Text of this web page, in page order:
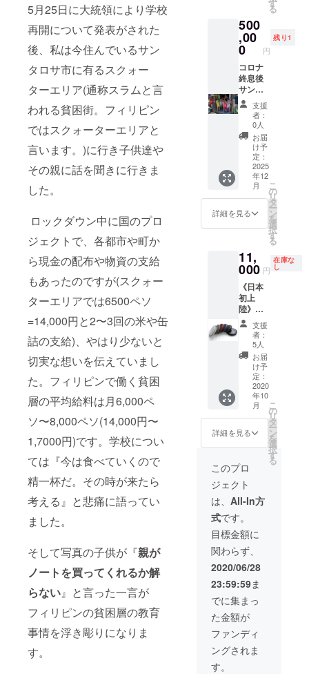
5月25日に大統領により学校
再開について発表がされた
後、私は今住んでいるサン
タロサ市に有るスクォー
ターエリア(通称スラムと言
われる貧困街。フィリピン
ではスクォーターエリアと
言います。)に行き子供達や
その親に話を聞きに行きま
した。
ロックダウン中に国のプロ
ジェクトで、各都市や町か
ら現金の配布や物資の支給
もあったのですが(スクォー
ターエリアでは6500ペソ
=14,000円と2〜3回の米や缶
詰の支給)、やはり少ないと
切実な想いを伝えていまし
た。フィリピンで働く貧困
層の平均給料は月6,000ペ
ソ〜8,000ペソ(14,000円〜
1,7000円)です。学校につい
ては『今は食べていくので
精一杯だ。その時が来たら
考える』と悲痛に語ってい
ました。
そして写真の子供が『親が
ノートを買ってくれるか解
らない』と言った一言が
フィリピンの貧困層の教育
事情を浮き彫りになりま
す。
とお礼
のメッ
セージ
をメー
ル致し
ます。
※ノート
セット2
セット
を購入
致しま
す。 ※
牛革・
シープ
ライニ
ング ※
サイズ:
直径
無いと
ご支援
が完了
しない
事があ
りま
す。 ※
牛革・
シープ
ライニ
ング ※
子供に
ノート
セット
を渡す
際に、
ご支援
者様の
り、渡
した時
の写真
とお礼
のメッ
セージ
をメー
ル致し
ます。
※ノート
セット4
セット
を購入
致しま
す。 ※
サイズ:
直径
セット
100セッ
ト購入
致しま
す。 ※
現在
フィリ
ピンは
日本か
らの観
光目的
での渡
航が制
限があ
りま
す。コ
ロナ終
息後、
安全な
条件を
開催致
しま
す。 ※
フォリ
ピンへ
の渡航
費用及
び滞在
費用は
含まれ
ませ
ん。 ※
フィリ
ピン現
地では
当日ホ
テルや
え致し
ます(マ
ニラ及
びラ
グーナ
地方限
定) ※子
供達の
ご両親
や親戚
も含ま
れま
す。
す
る
500
,00
0 円
残り1
コロナ
終息後
サンタ
ロサ・
ポオッ
ク地区
のス
クォー
ターエ
リア内
で2泊3
日の体
験生活
(1組2名
迄) ※
ノート
500セッ
ト購入
致しま
す。 ※
現在
フィリ
ピンは
日本か
らの観
光目的
での渡
航が制
限があ
りま
す。コ
ロナ終
息後、
整えて
開催致
しま
す。 ※
フォリ
ピンへ
の渡航
費用及
びス
クォー
ターエ
リア以
外の滞
在費用
は含ま
れませ
ん。 ※
フィリ
支援
者：
0人
お届
け予
定：
2025
年12
月
詳細を見る
こ
の
リ
タ
ー
ン
を
選
択
す
る
11,
000 円
在庫な
し
《日本
初上
陸》
CAD'D
AD レ
ザーラ
ウンド
コイン
ケース
※ブラッ
ク・ホ
ワイ
ト・ブ
ラウ
ン・グ
レー・
ワイ
ン・ネ
イビー
から各
一色 ※6
色コン
プリー
トセッ
ト ※牛
革・
シープ
ライニ
ング ※
子供に
ノート
セット
を渡す
際に、
支援
者：
5人
お届
け予
定：
2020
年10
月
詳細を見る
こ
の
リ
タ
ー
ン
を
選
択
す
る
このプロ
ジェクト
は、 All-In方
式です。
目標金額に
関わらず、
2020/06/28
23:59:59ま
でに集まっ
た金額が
ファンディ
ングされま
す。